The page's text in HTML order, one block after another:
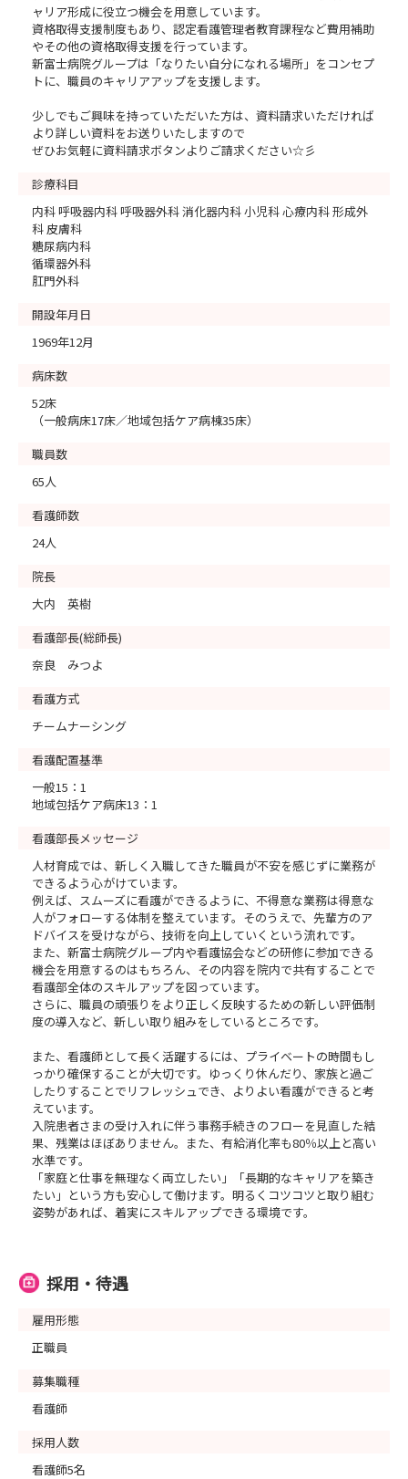
ャリア形成に役立つ機会を用意しています。
資格取得支援制度もあり、認定看護管理者教育課程など費用補助
やその他の資格取得支援を行っています。
新富士病院グループは「なりたい自分になれる場所」をコンセプ
トに、職員のキャリアアップを支援します。
少しでもご興味を持っていただいた方は、資料請求いただければ
より詳しい資料をお送りいたしますので
ぜひお気軽に資料請求ボタンよりご請求ください☆彡
診療科目
内科 呼吸器内科 呼吸器外科 消化器内科 小児科 心療内科 形成外
科 皮膚科
糖尿病内科
循環器外科
肛門外科
開設年月日
1969年12月
病床数
52床
（一般病床17床／地域包括ケア病棟35床）
職員数
65人
看護師数
24人
院長
大内 英樹
看護部長(総師長)
奈良 みつよ
看護方式
チームナーシング
看護配置基準
一般15：1
地域包括ケア病床13：1
看護部長メッセージ
人材育成では、新しく入職してきた職員が不安を感じずに業務が
できるよう心がけています。
例えば、スムーズに看護ができるように、不得意な業務は得意な
人がフォローする体制を整えています。そのうえで、先輩方のア
ドバイスを受けながら、技術を向上していくという流れです。
また、新富士病院グループ内や看護協会などの研修に参加できる
機会を用意するのはもちろん、その内容を院内で共有することで
看護部全体のスキルアップを図っています。
さらに、職員の頑張りをより正しく反映するための新しい評価制
度の導入など、新しい取り組みをしているところです。
また、看護師として長く活躍するには、プライベートの時間もし
っかり確保することが大切です。ゆっくり休んだり、家族と過ご
したりすることでリフレッシュでき、よりよい看護ができると考
えています。
入院患者さまの受け入れに伴う事務手続きのフローを見直した結
果、残業はほぼありません。また、有給消化率も80％以上と高い
水準です。
「家庭と仕事を無理なく両立したい」「長期的なキャリアを築き
たい」という方も安心して働けます。明るくコツコツと取り組む
姿勢があれば、着実にスキルアップできる環境です。
採用・待遇
雇用形態
正職員
募集職種
看護師
採用人数
看護師5名